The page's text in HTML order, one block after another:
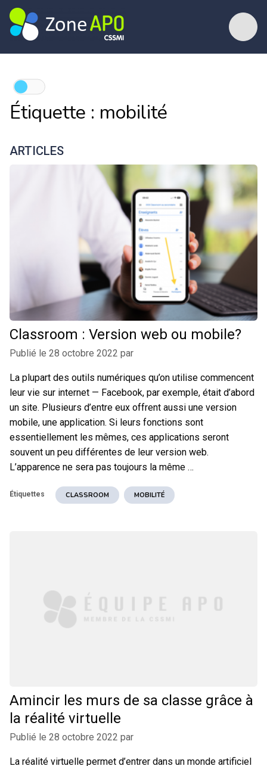
Étiquette : mobilité
ARTICLES
Classroom : Version web ou mobile?
Publié le 28 octobre 2022 par
La plupart des outils numériques qu’on utilise commencent
leur vie sur internet — Facebook, par exemple, était d’abord
un site. Plusieurs d’entre eux offrent aussi une version
mobile, une application. Si leurs fonctions sont
essentiellement les mêmes, ces applications seront
souvent un peu différentes de leur version web.
L’apparence ne sera pas toujours la même …
Étiquettes CLASSROOM MOBILITÉ
Amincir les murs de sa classe grâce à
la réalité virtuelle
Publié le 28 octobre 2022 par
La réalité virtuelle permet d’entrer dans un monde artificiel